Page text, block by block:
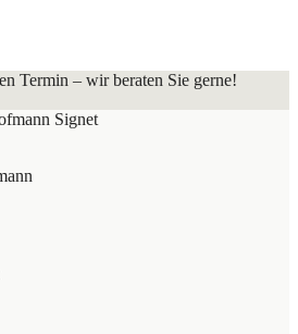
Termin – wir beraten Sie gerne!